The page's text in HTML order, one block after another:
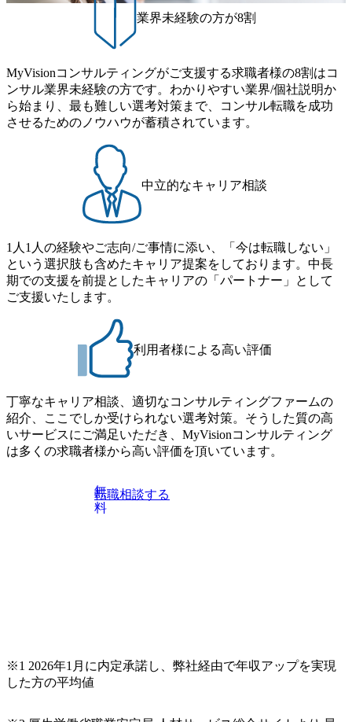
は、転職時報酬アップが基本 強く「個人」の成⾧を重視す
るカルチャーであり、昇進に枠もなく、今ならReadyになれ
ば上がれる環境となっている 安定した経営環境の下、コン
できる 豊富な経験を持つコンサル経験者の場合は、自らチ
ームを立ち上げることが可能 裁量をもった営業活動、デリ
バリー活動ができる(スタートアップとの協業、新規ソリュ
ーションの開発 など) シンプレクスの顧客基盤、エンジニ
できる 2026年8月21日(金) 19:30〜21:30 (19:20開場) 2026年8
月12日(水) 16:00 ※参加状況によっては抽選とさせていただ
く可能性がございます。 このたび、ファーム経験者の方を
対象にした懇親会形式の採用イベント「サロンイベント」
を開催いたします。 カジュアルな場で現場社員と直接交流
できる機会ですので、ぜひご参加ください。 当日はXspear
Consulting代表取締役の早田とMDやその他現場社員が複数
名参加する予定です！ ●費用 : 無料 虎ノ門ヒルズ付近 ※詳
細な場所については参加者の方へ個別でご連絡いたしま
す。 コンサルファームにてマネージャー以上の職務を担当
発で、多くのクラブが立ち上がっており、さまざまな役
職・所属・組織を超えて社員間のネットワーク形成・交流
の場となっている <u>教育・研修プログラムが非常に充実</
番組があり、新卒紹介、会社の七不思議紹介等、規模が大
きくなっていく中で社員同士のつながりを広げる取り組み
もしている 今後の成長戦略として海外展開を見据えてい
る。足元のグローバル案件割合は10%程度だが、英語が得
ンスも大きい。 代表インタビュー https://note.com/dirbato/n/n0
a040c36b128 Forbes JAPAN BrandVoice Studio 「使命はテクノ
ロジーで企業の可能性を引き出すこと。日本に求められるI
Tコンサルタントという伴走者」 https://forbesjapan.com/article
s/detail/67452 Forbes JAPAN BrandVoice Studio 「コンサル業
界におけるIT人材価値再興。Dirbatoの最前線パートナーが
切り開くテクノロジーの変革」 https://forbesjapan.com/articles/
preview/68657?preview=TAI1oir8Coe5Df3zuZhtd24YfH72/Zzdm
BTIEMOnWUWREjOFLO1IL1KPEi4dgCbb Forbes JAPAN Bra
ndVoice Studio 「求めるのは、競争と連帯 。IT特化の急成長
ファーム・Dirbatoの社員支援」 https://forbesjapan.com/articles/
detail/69848 MyViision企業インタビュー① https://my-vision.co.
jp/consulting-firm/dirbato/interview01 MyViision企業インタビュ
ー② https://my-vision.co.jp/consulting-firm/dirbato/interview02 20
26年8月18日(火) 19:00開始～最長20:00終了 2026年8月13日
(木) 16:00 当日はDirbatoの現役トップコンサルタントが業界
動向を踏まえ、コンサルティング市場の最新トレンドをお
伝えいたします。コンサルティング業界への転職を迷われ
ている方や情報収集を行いたい方のご参加も歓迎です。更
ンサルタントも登壇しますので、当社へ気になることや転
職後のご不安な事はその場でご質問いただけますので、ぜ
承ください。 【服装・持ち物】 ・特になし カジュアルな服
装でご参加ください。 【募集ポジション】 ITコンサルタン
業界未経験の方が8割
MyVisionコンサルティングがご支援する求職者様の8割はコ
ンサル業界未経験の方です。わかりやすい業界/個社説明か
ら始まり、最も難しい選考対策まで、コンサル転職を成功
させるためのノウハウが蓄積されています。
中立的なキャリア相談
1人1人の経験やご志向/ご事情に添い、「今は転職しない」
という選択肢も含めたキャリア提案をしております。中長
期での支援を前提としたキャリアの「パートナー」として
ご支援いたします。
利用者様による高い評価
丁寧なキャリア相談、適切なコンサルティングファームの
紹介、ここでしか受けられない選考対策。そうした質の高
いサービスにご満足いただき、MyVisionコンサルティング
は多くの求職者様から高い評価を頂いています。
無
料
転職相談する
※1 2026年1月に内定承諾し、弊社経由で年収アップを実現
した方の平均値